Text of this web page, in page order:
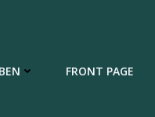
FRONT PAGE